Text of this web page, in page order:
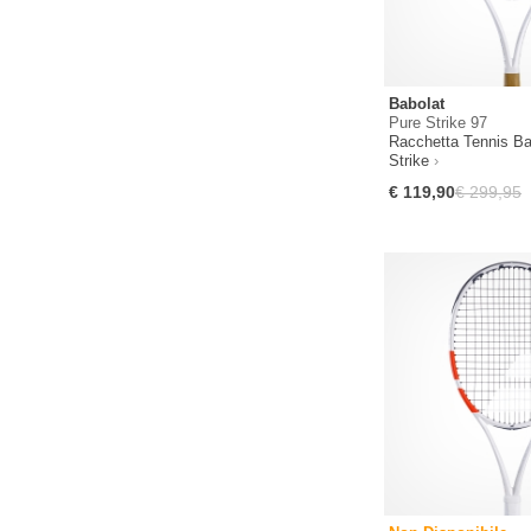
Babolat
Pure Strike 97
Racchetta Tennis
Strike
€ 119,90€ 299,95